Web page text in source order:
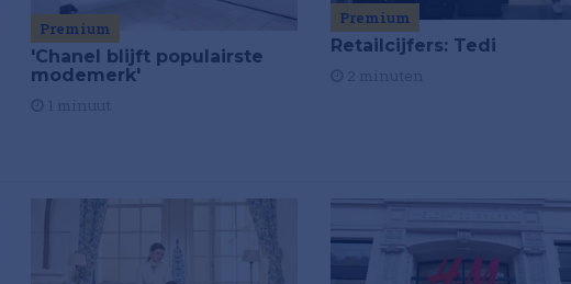
Premium
'Chanel blijft populairste
modemerk'
Premium
Retailcijfers: Tedi